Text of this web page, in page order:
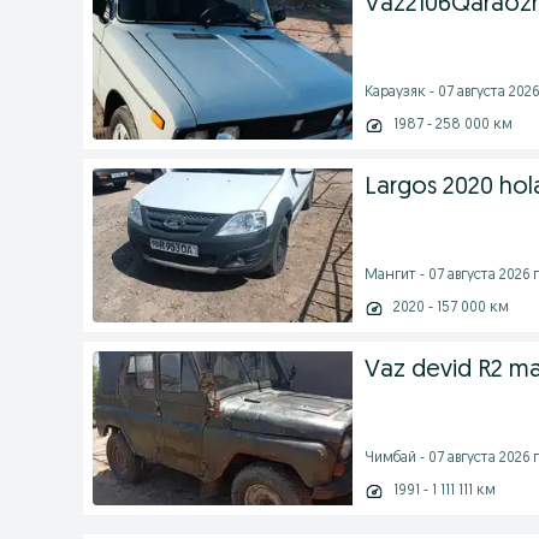
Караузяк - 07 августа
1987 - 258 000 км
Largos 2020
Мангит - 07 августа 2026
2020 - 157 000 км
Vaz devid R2
Чимбай - 07 августа 2026
1991 - 1 111 111 км